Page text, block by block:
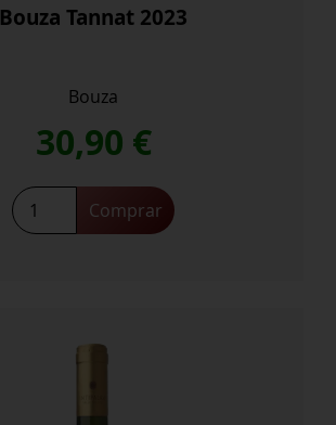
Bouza Tannat 2023
Bouza
30,90 €
Bouza
Tannat
Comprar